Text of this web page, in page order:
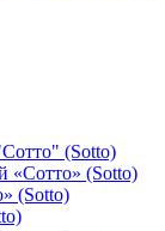
(Sotto)
«Сотто» (Sotto)
(Sotto)